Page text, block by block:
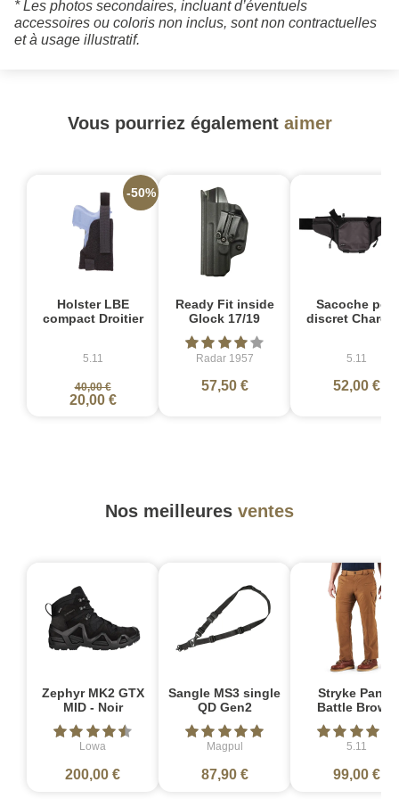
* Les photos secondaires, incluant d’éventuels
accessoires ou coloris non inclus, sont non contractuelles
et à usage illustratif.
Vous pourriez également aimer
Holster LBE
compact Droitier
5.11
40,00 €
20,00 €
-50%
Ready Fit inside
Glock 17/19
Radar 1957
57,50 €
Sacoche port
discret
5.11
52,00 €
Nos meilleures ventes
Zephyr MK2 GTX
MID - Noir
Lowa
200,00 €
Sangle MS3 single
QD Gen2
Magpul
87,90 €
Stryke Pant -
Battle Brown
5.11
99,00 €